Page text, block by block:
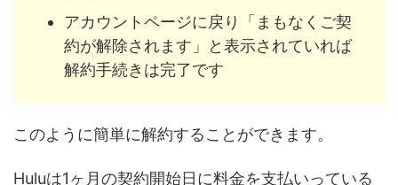
アカウントページに戻り「まもなくご契
約が解除されます」と表示されていれば
解約手続きは完了です
このように簡単に解約することができます。
Huluは1ヶ月の契約開始日に料金を支払いっている